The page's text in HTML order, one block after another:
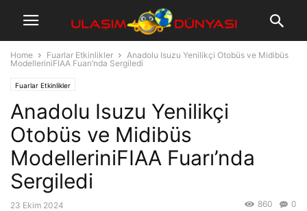
Home Fuarlar Etkinlikler
Anadolu Isuzu Yenilikçi Otobüs ve Midibüs
ModelleriniFIAA Fuarı’nda Sergiledi
Fuarlar Etkinlikler
Anadolu Isuzu Yenilikçi
Otobüs ve Midibüs
ModelleriniFIAA Fuarı’nda
Sergiledi
23 Ekim 2024 0
860